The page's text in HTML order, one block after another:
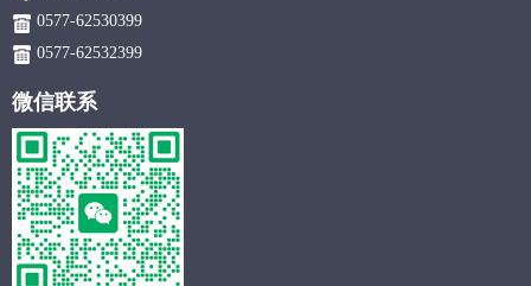
0577-62530399
0577-62532399
微信联系